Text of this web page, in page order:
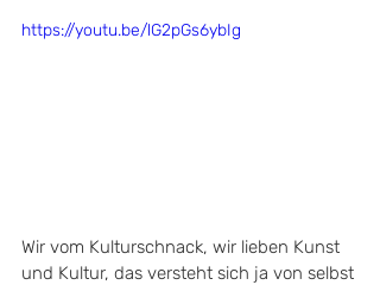
https://youtu.be/lG2pGs6ybIg
Wir vom Kulturschnack, wir lieben Kunst
und Kultur, das versteht sich ja von selbst